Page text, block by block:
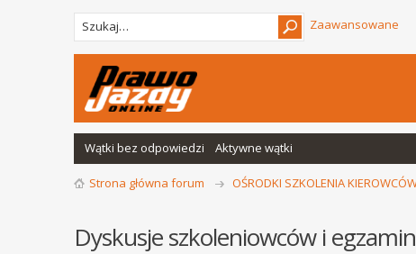
Zaawansowane
Wątki bez odpowiedzi Aktywne wątki
Strona główna forum OŚRODKI SZKOLENIA
Dyskusje szkoleniowców i